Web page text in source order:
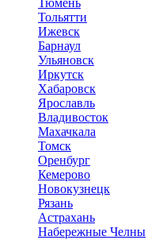
Тюмень
Тольятти
Ижевск
Барнаул
Ульяновск
Иркутск
Хабаровск
Ярославль
Владивосток
Махачкала
Томск
Оренбург
Кемерово
Новокузнецк
Рязань
Астрахань
Набережные Челны